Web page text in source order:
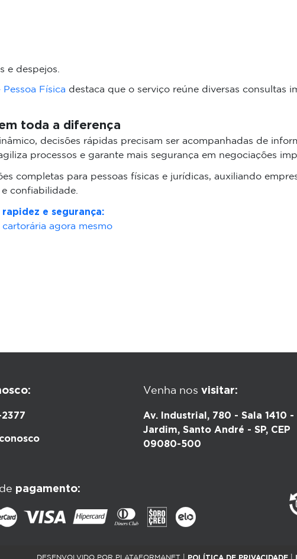
e despejos.
Pessoa Física destaca que o serviço reúne diversas consultas
toda a diferença
decisões rápidas precisam ser acompanhadas de
processos e garante mais segurança em negociações
completas para pessoas físicas e jurídicas, auxiliando
confiabilidade.
e segurança:
agora mesmo
2377
conosco
Venha nosvisitar:
Av. Industrial, 780 - Sala 1410 -
Jardim, Santo André - SP, CEP
09080-500
pagamento:
DESENVOLVIDO POR PLATAFORMANET |